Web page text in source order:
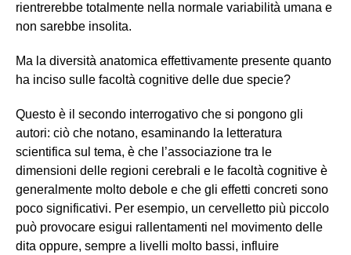
rientrerebbe totalmente nella normale variabilità umana e
non sarebbe insolita.
Ma la diversità anatomica effettivamente presente quanto
ha inciso sulle facoltà cognitive delle due specie?
Questo è il secondo interrogativo che si pongono gli
autori: ciò che notano, esaminando la letteratura
scientifica sul tema, è che l’associazione tra le
dimensioni delle regioni cerebrali e le facoltà cognitive è
generalmente molto debole e che gli effetti concreti sono
poco significativi. Per esempio, un cervelletto più piccolo
può provocare esigui rallentamenti nel movimento delle
dita oppure, sempre a livelli molto bassi, influire